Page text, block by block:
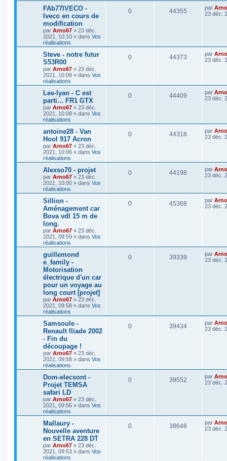
FAb77IVECO -
Iveco en cours de
modification
par Arno67 » 23 déc.
2021, 10:10 » dans Vos
réalisations
0 44355 par
23 déc.
Steve - notre futur
S53R00
par Arno67 » 23 déc.
2021, 10:09 » dans Vos
réalisations
0 44373 par
23 déc.
Lee-lyan - C est
parti... FR1 GTX
par Arno67 » 23 déc.
2021, 10:08 » dans Vos
réalisations
0 44409 par
23 déc.
antoine28 - Van
Hool 917 Acron
par Arno67 » 23 déc.
2021, 10:06 » dans Vos
réalisations
0 44318 par
23 déc.
Alexso70 - projet
par Arno67 » 23 déc.
2021, 10:00 » dans Vos
réalisations
0 44198 par
23 déc.
Sillion -
Aménagement car
Bova vdl 15 m de
long.
par Arno67 » 23 déc.
2021, 09:59 » dans Vos
réalisations
0 45368 par
23 déc.
guillemond​
e_family -
Motorisation
électrique d'un car
pour un voyage au
long court [projet]
par Arno67 » 23 déc.
2021, 09:58 » dans Vos
réalisations
0 39339 par
23 déc.
Samsoule -
Renault Iliade 2002
- Fin du
découpage !
par Arno67 » 23 déc.
2021, 09:58 » dans Vos
réalisations
0 39434 par
23 déc.
Dom-elecso​nt -
Projet TEMSA
safari LD
par Arno67 » 23 déc.
2021, 09:56 » dans Vos
réalisations
0 39552 par
23 déc.
Mallaury -
Nouvelle aventure
en SETRA 228 DT
par Arno67 » 23 déc.
2021, 09:53 » dans Vos
réalisations
0 38648 par
23 déc.